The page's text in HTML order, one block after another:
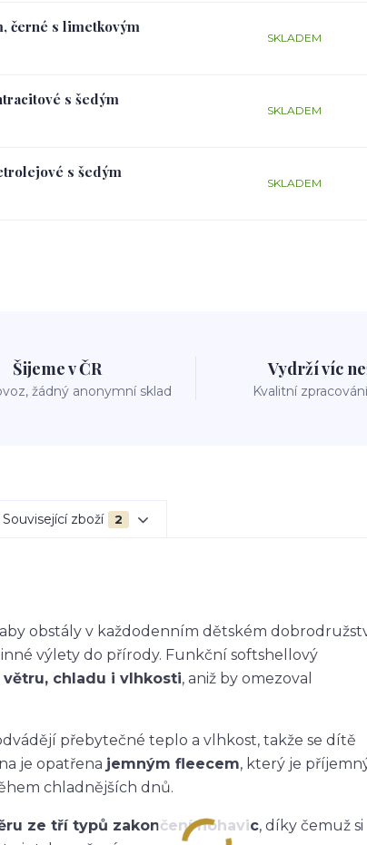
černé s limetkovým
SKLADEM
s šedým
SKLADEM
s šedým
SKLADEM
Šijeme v ČR
žádný anonymní sklad
Vydrží víc
Kvalitní
Související zboží 2
obstály v každodenním dětském
výlety do přírody. Funkční softshellový
chladu i vlhkosti, aniž by omezoval
přebytečné teplo a vlhkost, takže se dítě
je opatřena jemným fleecem, který je
chladnějších dnů.
ze tří typů zakončení nohavic, díky čemuž si